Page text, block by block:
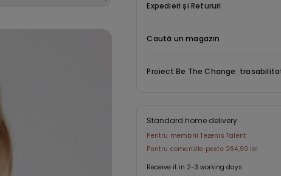
Expedieri și Retururi
Caută un magazin
Proiect Be The Change:
Standard home delivery
Pentru membrii Tezenis Talent
Pentru comenzile peste 264,90 lei
Receive it in 2-3 working days